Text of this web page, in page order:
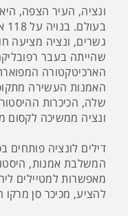
ונציה, העיר הצפה,
גשרים, ונציה מציעה
שהייתה בעבר
הארכיטקטורה
האמנות העשירה
שלה, הכיכרות
ונציה ממשיכה לקסום
דילים לונציה פותחים
המשלבת אמנות,
מאפשרות למטיילים
להציע, מכיכר סן